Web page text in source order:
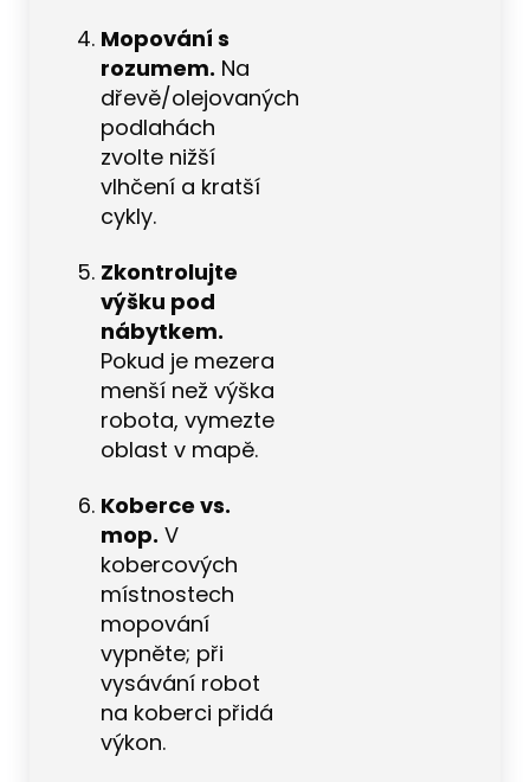
Mopování s
rozumem. Na
dřevě/olejovaných
podlahách
zvolte nižší
vlhčení a kratší
cykly.
Zkontrolujte
výšku pod
nábytkem.
Pokud je mezera
menší než výška
robota, vymezte
oblast v mapě.
Koberce vs.
mop. V
kobercových
místnostech
mopování
vypněte; při
vysávání robot
na koberci přidá
výkon.